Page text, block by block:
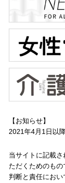
【お知らせ】
2021年4月1日以
当サイトに記載
ただくためのも
判断と責任にお